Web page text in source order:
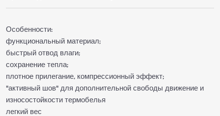
Особенности:
функциональный материал;
быстрый отвод влаги;
сохранение тепла;
плотное прилегание, компрессионный эффект;
"активный шов" для дополнительной свободы движение и
износостойкости термобелья
легкий вес